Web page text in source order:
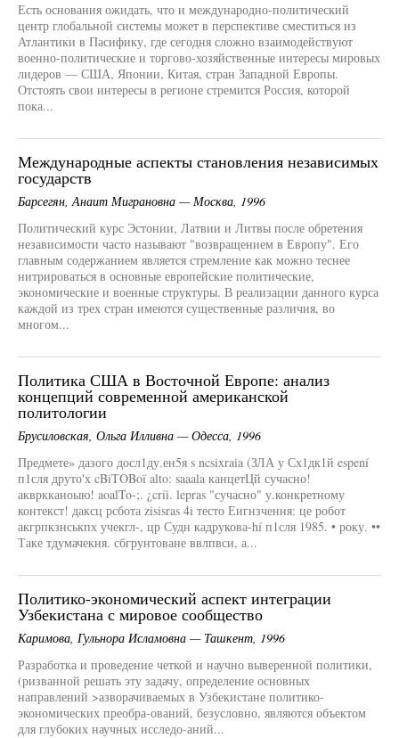
Есть основания ожидать, что и международно-политический
центр глобальной системы может в перспективе сместиться из
Атлантики в Пасифику, где сегодня сложно взаимодействуют
военно-политические и торгово-хозяйственные интересы мировых
лидеров — США, Японии, Китая, стран Западной Европы.
Отстоять свои интересы в регионе стремится Россия, которой
пока...
Международные аспекты становления независимых
государств
Барсегян, Анаит Миграновна — Москва, 1996
Политический курс Эстонии, Латвии и Литвы после обретения
независимости часто называют "возвращением в Европу". Его
главным содержанием является стремление как можно теснее
нитрироваться в основные европейские политические,
экономические и военные структуры. В реализации данного курса
каждой из трех стран имеются существенные различия, во
многом...
Политика США в Восточной Европе: анализ
концепций современной американской
политологии
Брусиловская, Ольга Илливна — Одесса, 1996
Предмете» дазого досл1ду.ен5я s ncsixraia (ЗЛА у Сх1дк1й espení
п1сля друто'х cBiTOBoï alto: saaala канцетЦй сучасно!
аквркканоыю! aoalTo-;. ¿críi. lepras "сучасно" у.конкретному
контекст! даксц рсбота zisisras 4i тесто Еигнзчення: це робот
акгрпкзнськпх учекгл-, цр Судн кадрукова-hí п1сля 1985. • року. ••
Таке тдумачекня. сбгрунтоване ввлпвси, а...
Политико-экономический аспект интеграции
Узбекистана с мировое сообщество
Каримова, Гульнора Исламовна — Ташкент, 1996
Разработка и проведение четкой и научно выверенной политики,
(ризванной решать эту задачу, определение основных
направлений >азворачиваемых в Узбекистане политико-
экономических преобра-ований, безусловно, являются объектом
для глубоких научных исследо-аний...